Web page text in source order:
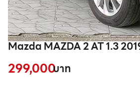
Mazda MAZDA 2 AT 1.3
299,000บาท